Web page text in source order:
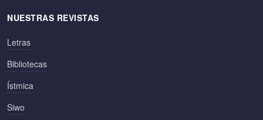
NUESTRAS REVISTAS
Letras
Bibliotecas
Ístmica
Siwo